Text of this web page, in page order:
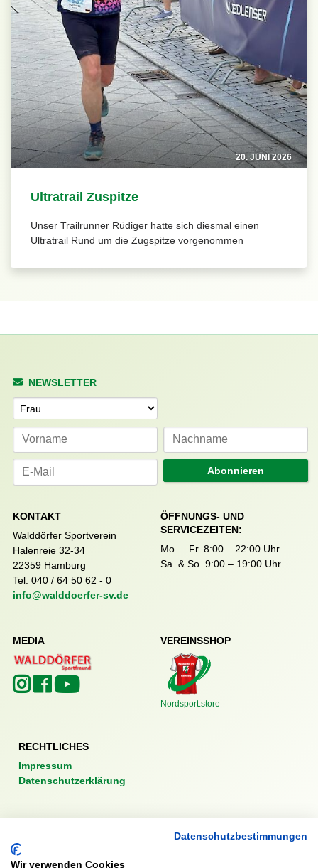
20. JUNI 2026
Ultratrail Zuspitze
Unser Trailrunner Rüdiger hatte sich diesmal einen
Ultratrail Rund um die Zugspitze vorgenommen
NEWSLETTER
Anrede
Abonnieren
KONTAKT
Walddörfer Sportverein
Halenreie 32-34
22359 Hamburg
Tel. 040 / 64 50 62 - 0
info@walddoerfer-sv.de
ÖFFNUNGS- UND
SERVICEZEITEN:
Mo. – Fr. 8:00 – 22:00 Uhr
Sa. & So. 9:00 – 19:00 Uhr
MEDIA VEREINSSHOP
Nordsport.store
RECHTLICHES
Impressum
Datenschutzerklärung
Ausgezeichnet mit:
Datenschutzbestimmungen
Wir verwenden Cookies